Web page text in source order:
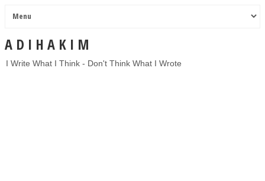
A D I H A K I M
I Write What I Think - Don't Think What I Wrote